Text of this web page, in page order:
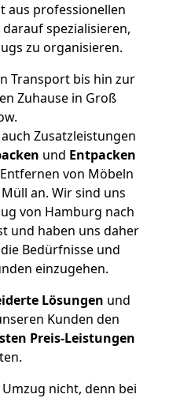
aus professionellen
spezialisieren,
zu organisieren.
Transport bis hin zur
Zuhause in Groß
Zusatzleistungen
und Entpacken
von Möbeln
an. Wir sind uns
von Hamburg nach
und haben uns daher
Bedürfnisse und
einzugehen.
Lösungen und
Kunden den
Preis-Leistungen
nicht, denn bei